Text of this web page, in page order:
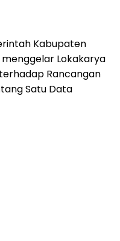
Kabupaten
Lokakarya
Rancangan
Satu Data